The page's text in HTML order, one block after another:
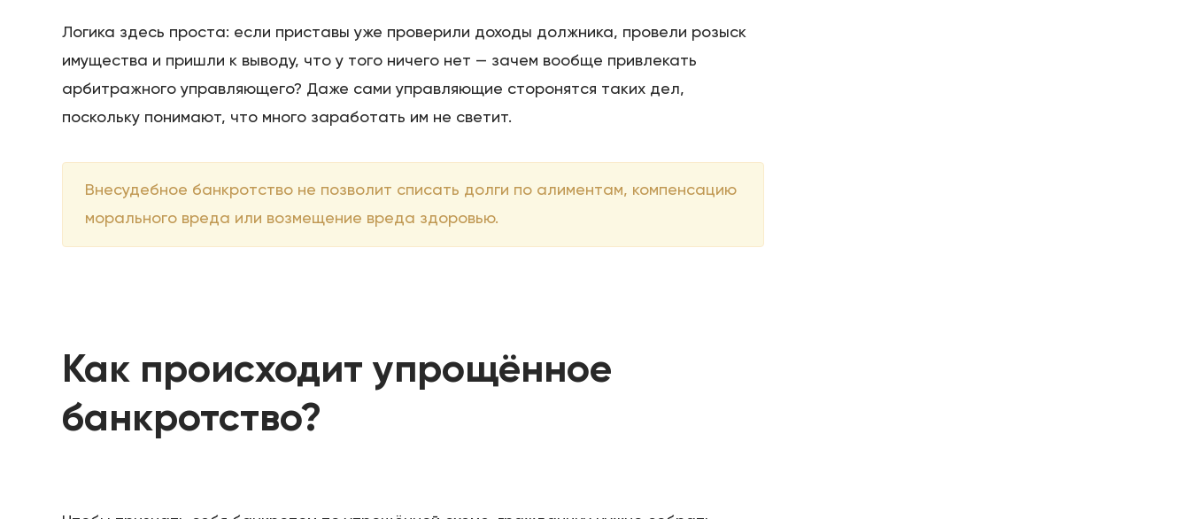
Логика здесь проста: если приставы уже проверили доходы должника, провели розыск
имущества и пришли к выводу, что у того ничего нет — зачем вообще привлекать
арбитражного управляющего? Даже сами управляющие сторонятся таких дел,
поскольку понимают, что много заработать им не светит.
Внесудебное банкротство не позволит списать долги по алиментам, компенсацию
морального вреда или возмещение вреда здоровью.
Как происходит упрощённое
банкротство?